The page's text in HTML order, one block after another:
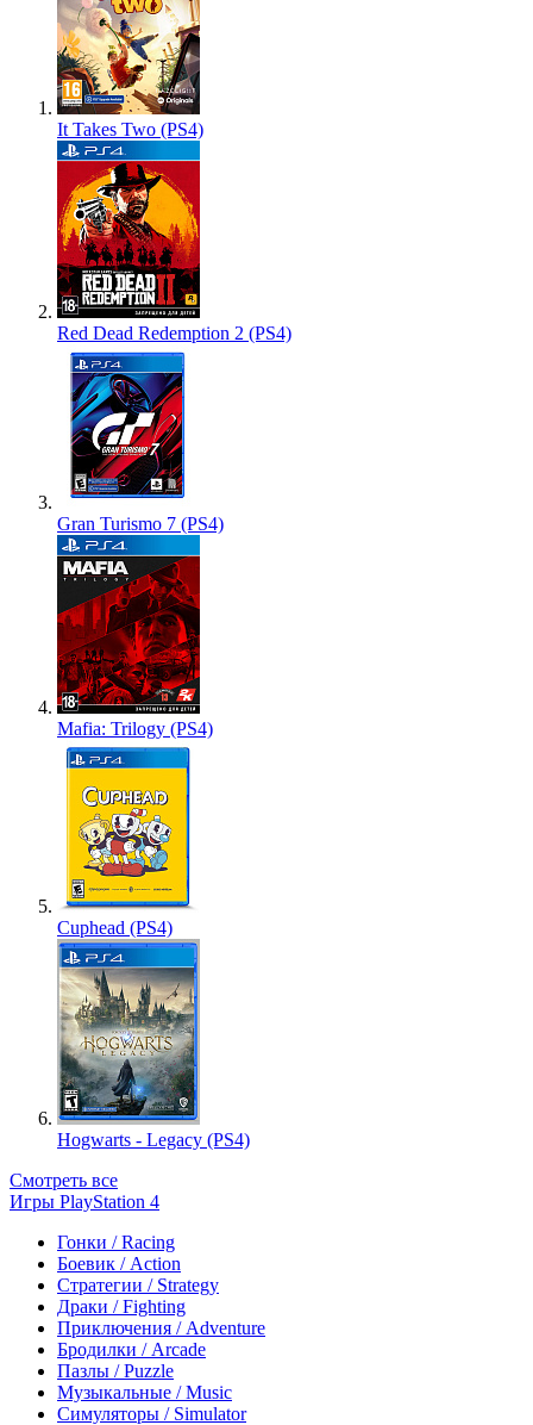
It Takes Two (PS4)
Red Dead Redemption 2 (PS4)
Gran Turismo 7 (PS4)
Mafia: Trilogy (PS4)
Cuphead (PS4)
Hogwarts - Legacy (PS4)
Смотреть все
Игры PlayStation 4
Гонки / Racing
Боевик / Action
Стратегии / Strategy
Драки / Fighting
Приключения / Adventure
Бродилки / Arcade
Пазлы / Puzzle
Музыкальные / Music
Симуляторы / Simulator